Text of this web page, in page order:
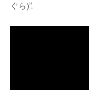
ぐら)”.